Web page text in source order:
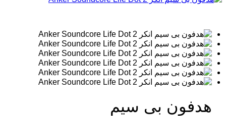
هدفون بی سیم